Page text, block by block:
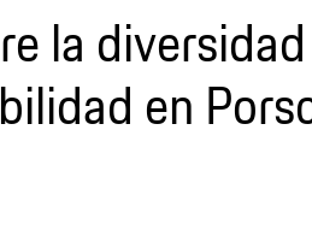
la diversidad
en